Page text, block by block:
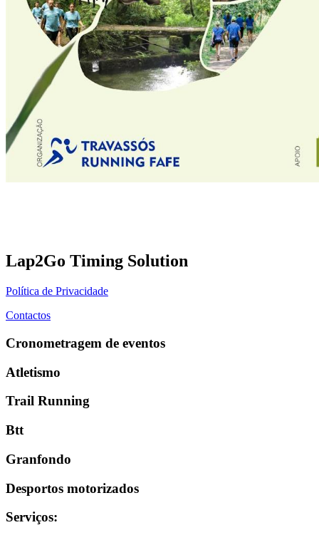
Lap2Go Timing Solution
Política de Privacidade
Contactos
Cronometragem de eventos
Atletismo
Trail Running
Btt
Granfondo
Desportos motorizados
Serviços: